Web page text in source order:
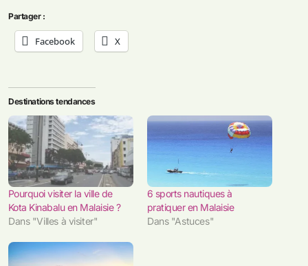
Partager :
Facebook X
Destinations tendances
Pourquoi visiter la ville de
Kota Kinabalu en Malaisie ?
Dans "Villes à visiter"
6 sports nautiques à
pratiquer en Malaisie
Dans "Astuces"